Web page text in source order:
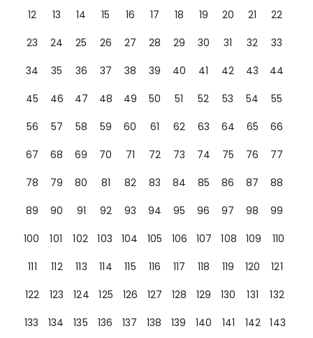
12
13 14 15 16 17 18 19 20 21
22
23
24 25 26 27 28 29 30 31 32
33
34
35 36 37 38 39 40 41 42 43
44
45
46 47 48 49 50 51 52 53 54
55
56
57 58 59 60 61 62 63 64 65
66
67
68 69 70 71 72 73 74 75 76
77
78
79 80 81 82 83 84 85 86 87
88
89
90 91 92 93 94 95 96 97 98
99
100
101 102 103 104 105 106 107 108 109
110
111
112 113 114 115 116 117 118 119 120
121
122
123 124 125 126 127 128 129 130 131
132
133
134 135 136 137 138 139 140 141 142
143